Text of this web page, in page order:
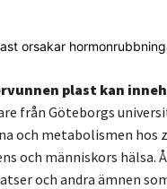
plast kan
från Göteborgs
och metabolismen
och människors
och andra ämnen